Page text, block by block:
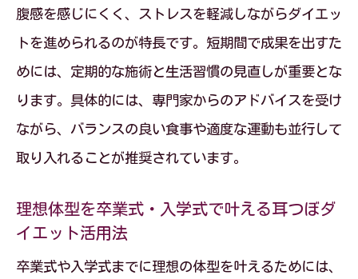
卒業式・入学式向け耳つぼダイエットの
活用プラン
春の節目に間に合わせる耳つぼダイエッ
ト実践術
耳つぼダイエットでイベント前に自信を
耳つぼダイエットと生活習慣改善で理想
腹感を感じにくく、ストレスを軽減しながらダイエッ
トを進められるのが特長です。短期間で成果を出すた
めには、定期的な施術と生活習慣の見直しが重要とな
ります。具体的には、専門家からのアドバイスを受け
ながら、バランスの良い食事や適度な運動も並行して
取り入れることが推奨されています。
理想体型を卒業式・入学式で叶える耳つぼダ
イエット活用法
卒業式や入学式までに理想の体型を叶えるためには、